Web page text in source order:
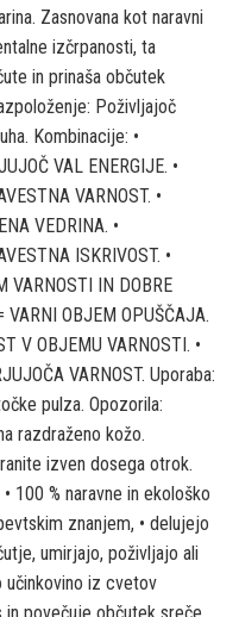
Zasnovana kot naravni
izčrpanosti, ta
in prinaša občutek
Poživljajoč
Kombinacije: •
VAL ENERGIJE. •
VARNOST. •
VEDRINA. •
ISKRIVOST. •
VARNOSTI IN DOBRE
OBJEM OPUŠČAJA.
V OBJEMU VARNOSTI. •
VARNOST. Uporaba:
pulza. Opozorila:
razdraženo kožo.
izven dosega otrok.
100 % naravne in ekološko
znanjem, • delujejo
umirjajo, poživljajo ali
učinkovino iz cvetov